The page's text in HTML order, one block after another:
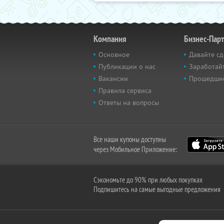
Компания
Основное
Публикации о нас
Вакансии
Правила сервиса
Ответы на вопросы
Бизнес-
Давайте
Все наши купоны доступны
через Мобильное Приложение:
Сэкономьте до 90% при любых покупках
Подпишитесь на самые выгодные предложения